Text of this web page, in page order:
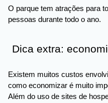
O parque tem atrações para
pessoas durante todo o ano.
Dica extra:
Existem muitos custos
como economizar é muito
Além do uso de sites de